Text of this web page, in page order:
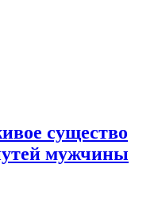
существо
мужчины